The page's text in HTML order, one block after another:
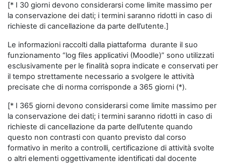
[* I 30 giorni devono considerarsi come limite massimo per
la conservazione dei dati; i termini saranno ridotti in caso di
richieste di cancellazione da parte dell’utente.]
Le informazioni raccolti dalla piattaforma durante il suo
funzionamento “log files applicativi (Moodle)” sono utilizzati
esclusivamente per le finalità sopra indicate e conservati per
il tempo strettamente necessario a svolgere le attività
precisate che di norma corrisponde a 365 giorni (*).
[* I 365 giorni devono considerarsi come limite massimo per
la conservazione dei dati; i termini saranno ridotti in caso di
richieste di cancellazione da parte dell’utente quando
questo non contrasti con quanto previsto dal corso
formativo in merito a controlli, certificazione di attività svolte
o altri elementi oggettivamente identificati dal docente